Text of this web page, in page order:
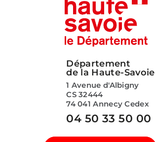
Département
de la Haute-Savoie
1 Avenue d'Albigny
CS 32444
74 041 Annecy Cedex
04 50 33 50 00